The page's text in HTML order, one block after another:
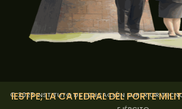
IESTPE, LA CATEDRAL DEL PORTE
© 2025 INSTITUTO DE EDUCACIÓN SUPERIOR